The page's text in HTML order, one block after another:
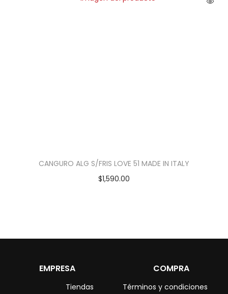
CANGURO ALG S/FRIS LOVE 51 MADE IN ITALY
$1,590.00
EMPRESA
Tiendas
COMPRA
Términos y condiciones